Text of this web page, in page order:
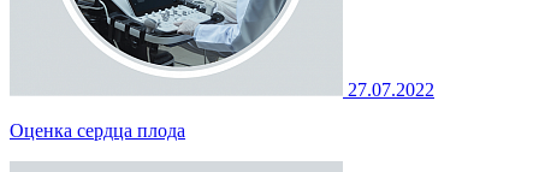
27.07.2022
Оценка сердца плода